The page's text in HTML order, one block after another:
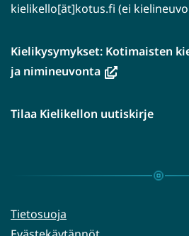
kielikello[ät]kotus.fi (ei
Kielikysymykset: Kotimaisten
ja nimineuvonta(avautuu
ikkunaan,
palveluun)
Tilaa Kielikellon uutiskirje
Tietosuoja